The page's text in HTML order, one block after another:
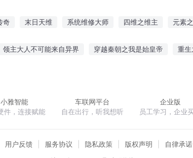
奇 末日天维 系统维修大师 四维之维主 元素
领主大人不可能来自异界 穿越秦朝之我是始皇帝 重生
小雅智能
件，连接赋能
车联网平台
自在出行，听我想听
企业版
员工学习，企业
用户反馈 服务协议 隐私政策 版权声明 自律承诺